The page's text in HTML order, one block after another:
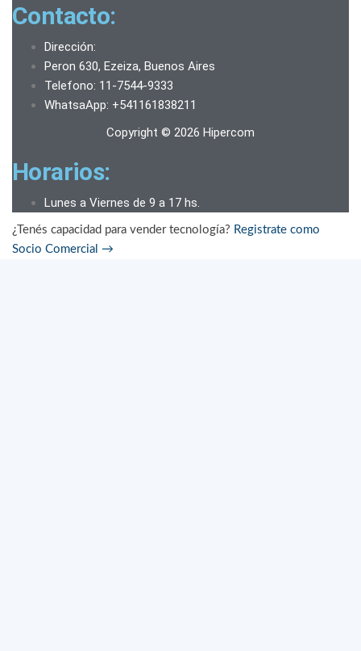
Contacto:
Dirección:
Peron 630, Ezeiza, Buenos Aires
Telefono: 11-7544-9333
WhatsaApp: +541161838211
Copyright © 2026 Hipercom
Horarios:
Lunes a Viernes de 9 a 17 hs.
¿Tenés capacidad para vender tecnología? Registrate como
Socio Comercial →